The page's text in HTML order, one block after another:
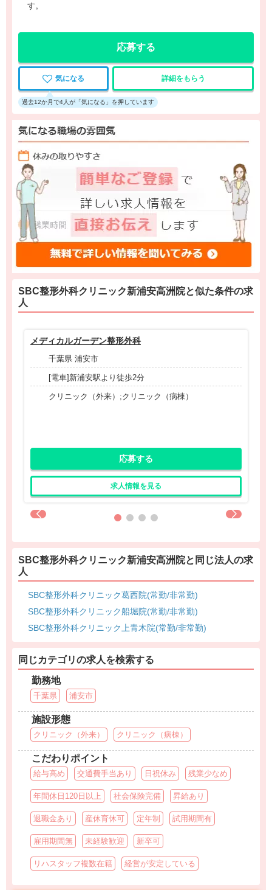
す。
応募する
気になる 詳細をもらう
過去12か月で4人が「気になる」を押しています
SBC整形外科クリニック新浦安高洲院と似た条件の求
人
メディカルガーデン整形外科
千葉県 浦安市
[電車]新浦安駅より徒歩2分
クリニック（外来）;クリニック（病棟）
応募する
求人情報を見る
SBC整形外科クリニック新浦安高洲院と同じ法人の求
人
SBC整形外科クリニック葛西院(常勤/非常勤)
SBC整形外科クリニック船堀院(常勤/非常勤)
SBC整形外科クリニック上青木院(常勤/非常勤)
同じカテゴリの求人を検索する
勤務地
千葉県 浦安市
施設形態
クリニック（外来） クリニック（病棟）
こだわりポイント
給与高め 交通費手当あり 日祝休み 残業少なめ
年間休日120日以上 社会保険完備 昇給あり
退職金あり 産休育休可 定年制 試用期間有
雇用期間無 未経験歓迎 新卒可
リハスタッフ複数在籍 経営が安定している